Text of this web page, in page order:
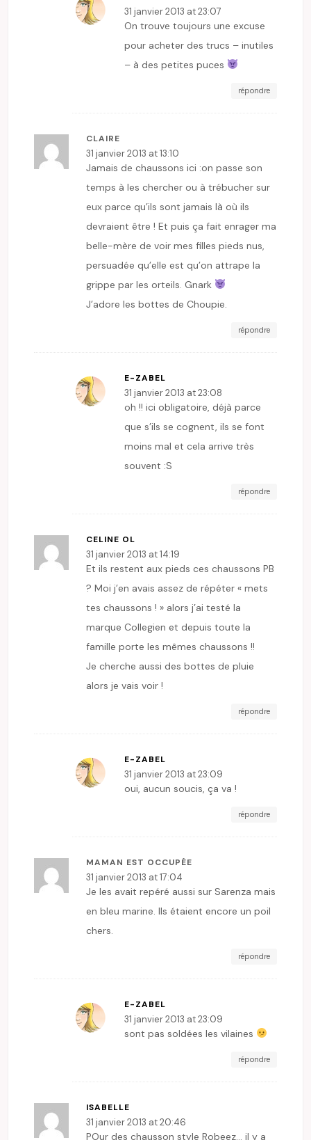
31 janvier 2013 at 23:07
On trouve toujours une excuse
pour acheter des trucs – inutiles
– à des petites puces
répondre
CLAIRE
31 janvier 2013 at 13:10
Jamais de chaussons ici :on passe son
temps à les chercher ou à trébucher sur
eux parce qu’ils sont jamais là où ils
devraient être ! Et puis ça fait enrager ma
belle-mère de voir mes filles pieds nus,
persuadée qu’elle est qu’on attrape la
grippe par les orteils. Gnark
J’adore les bottes de Choupie.
répondre
E-ZABEL
31 janvier 2013 at 23:08
oh !! ici obligatoire, déjà parce
que s’ils se cognent, ils se font
moins mal et cela arrive très
souvent :S
répondre
CELINE OL
31 janvier 2013 at 14:19
Et ils restent aux pieds ces chaussons PB
? Moi j’en avais assez de répéter « mets
tes chaussons ! » alors j’ai testé la
marque Collegien et depuis toute la
famille porte les mêmes chaussons !!
Je cherche aussi des bottes de pluie
alors je vais voir !
répondre
E-ZABEL
31 janvier 2013 at 23:09
oui, aucun soucis, ça va !
répondre
MAMAN EST OCCUPÉE
31 janvier 2013 at 17:04
Je les avait repéré aussi sur Sarenza mais
en bleu marine. Ils étaient encore un poil
chers.
répondre
E-ZABEL
31 janvier 2013 at 23:09
sont pas soldées les vilaines
répondre
ISABELLE
31 janvier 2013 at 20:46
POur des chausson style Robeez… il y a